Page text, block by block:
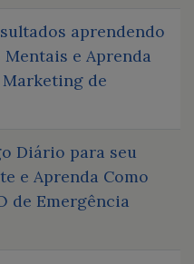
aprendendo
e Aprenda
Marketing de
Diário para seu
e Aprenda Como
de Emergência